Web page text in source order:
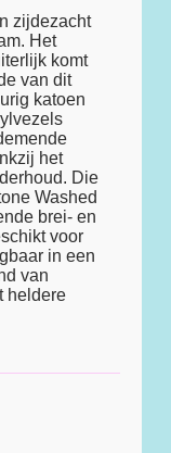
zijdezacht
Het
komt
van dit
katoen
het
Die
Washed
brei- en
voor
in een
van
heldere